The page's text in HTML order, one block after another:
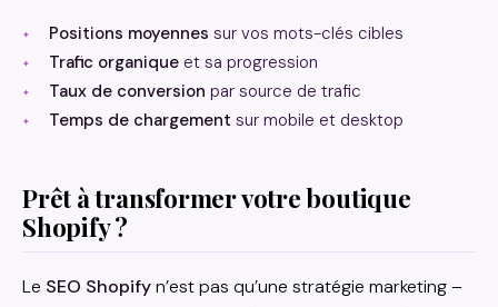
Positions moyennes sur vos mots-clés cibles
Trafic organique et sa progression
Taux de conversion par source de trafic
Temps de chargement sur mobile et desktop
Prêt à transformer votre boutique
Shopify ?
Le SEO Shopifyn’est pas qu’une stratégie marketing –